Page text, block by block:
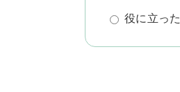
役に立った